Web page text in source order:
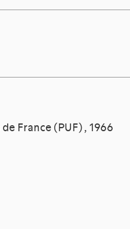
France (PUF) , 1966